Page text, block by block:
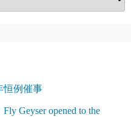
恒例催事
Geyser opened to the